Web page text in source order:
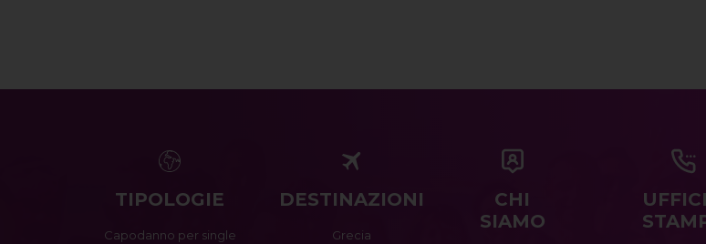
TIPOLOGIE
Capodanno per single
DESTINAZIONI
Grecia
CHI
SIAMO